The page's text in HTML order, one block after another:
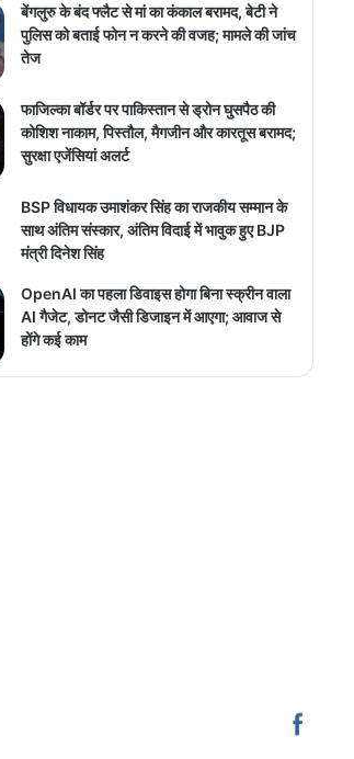
बेंगलुरु के बंद फ्लैट से मां का कंकाल बरामद, बेटी ने
पुलिस को बताई फोन न करने की वजह; मामले की जांच
तेज
फाजिल्का बॉर्डर पर पाकिस्तान से ड्रोन घुसपैठ की
कोशिश नाकाम, पिस्तौल, मैगजीन और कारतूस बरामद;
सुरक्षा एजेंसियां अलर्ट
BSP विधायक उमाशंकर सिंह का राजकीय सम्मान के
साथ अंतिम संस्कार, अंतिम विदाई में भावुक हुए BJP
मंत्री दिनेश सिंह
OpenAI का पहला डिवाइस होगा बिना स्क्रीन वाला
AI गैजेट, डोनट जैसी डिजाइन में आएगा; आवाज से
होंगे कई काम